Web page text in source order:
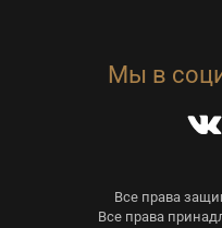
Мы в
Все права
Все права